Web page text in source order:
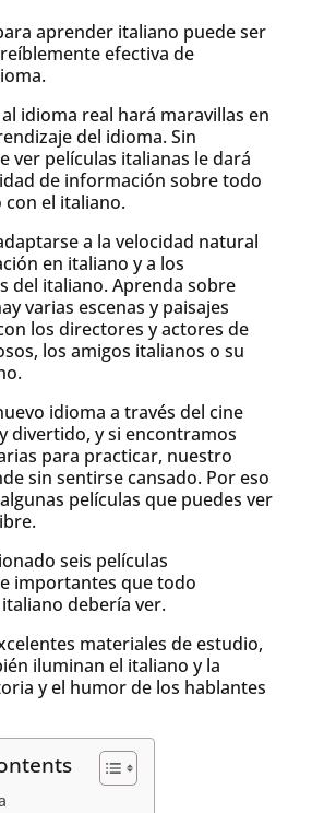
aprender italiano puede ser
efectiva de
idioma real hará maravillas en
del idioma. Sin
ver películas italianas le dará
de información sobre todo
el italiano.
a la velocidad natural
en italiano y a los
del italiano. Aprenda sobre
varias escenas y paisajes
los directores y actores de
los amigos italianos o su
idioma a través del cine
divertido, y si encontramos
para practicar, nuestro
sin sentirse cansado. Por eso
películas que puedes ver
seis películas
importantes que todo
debería ver.
materiales de estudio,
iluminan el italiano y la
y el humor de los hablantes